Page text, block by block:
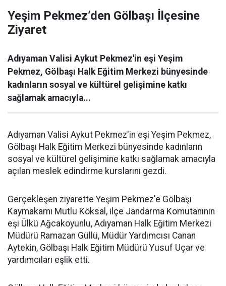
Yeşim Pekmez’den Gölbaşı İlçesine
Ziyaret
Adıyaman Valisi Aykut Pekmez'in eşi Yeşim
Pekmez, Gölbaşı Halk Eğitim Merkezi bünyesinde
kadınların sosyal ve kültürel gelişimine katkı
sağlamak amacıyla...
Adıyaman Valisi Aykut Pekmez'in eşi Yeşim Pekmez,
Gölbaşı Halk Eğitim Merkezi bünyesinde kadınların
sosyal ve kültürel gelişimine katkı sağlamak amacıyla
açılan meslek edindirme kurslarını gezdi.
Gerçekleşen ziyarette Yeşim Pekmez'e Gölbaşı
Kaymakamı Mutlu Köksal, ilçe Jandarma Komutanının
eşi Ülkü Ağcakoyunlu, Adıyaman Halk Eğitim Merkezi
Müdürü Ramazan Güllü, Müdür Yardımcısı Canan
Aytekin, Gölbaşı Halk Eğitim Müdürü Yusuf Uçar ve
yardımcıları eşlik etti.